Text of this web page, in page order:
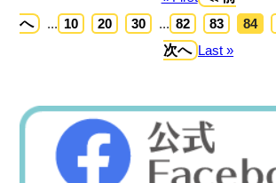
へ ... 10 20 30 ... 82 83 84
次へ Last »